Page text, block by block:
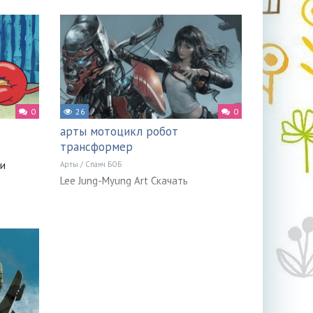
0 26 0
арты мотоцикл робот
трансформер
Арты / Спанч БОБ
Lee Jung-Myung Art Скачать